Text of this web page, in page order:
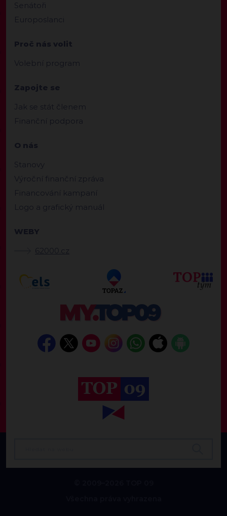
Senátoři
Europoslanci
Proč nás volit
Volební program
Zapojte se
Jak se stát členem
Finanční podpora
O nás
Stanovy
Výroční finanční zpráva
Financování kampaní
Logo a grafický manuál
WEBY
62000.cz